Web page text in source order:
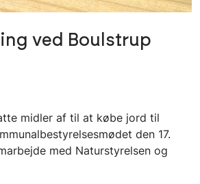
ved Boulstrup
midler af til at købe jord til
den 17.
med Naturstyrelsen og